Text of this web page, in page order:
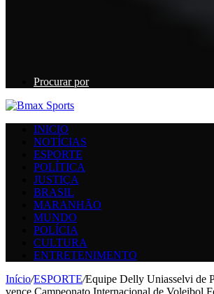
Procurar por
INICIO
NOTÍCIAS
ESPORTE
POLÍTICA
JUSTIÇA
BRASIL
MARANHÃO
MUNDO
POLÍCIA
CULTURA
ENTRETENIMENTO
Início/ESPORTE/Equipe Delly Uniasselvi de
vence Campeonato Internacional de Voleibol